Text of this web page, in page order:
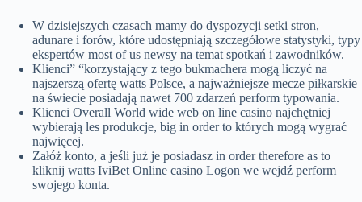
W dzisiejszych czasach mamy do dyspozycji setki stron,
adunare i forów, które udostępniają szczegółowe statystyki, typy
ekspertów most of us newsy na temat spotkań i zawodników.
Klienci” “korzystający z tego bukmachera mogą liczyć na
najszerszą ofertę watts Polsce, a najważniejsze mecze piłkarskie
na świecie posiadają nawet 700 zdarzeń perform typowania.
Klienci Overall World wide web on line casino najchętniej
wybierają les produkcje, big in order to których mogą wygrać
najwięcej.
Załóż konto, a jeśli już je posiadasz in order therefore as to
kliknij watts IviBet Online casino Logon we wejdź perform
swojego konta.